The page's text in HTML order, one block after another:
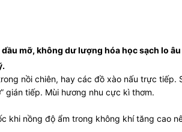
mỡ, không dư lượng hóa học sạch lo âu
nồi chiên, hay các đồ xào nấu trực
gián tiếp. Mùi hương nhu cực kì thơm.
khi nồng độ ẩm trong không khí tăng cao